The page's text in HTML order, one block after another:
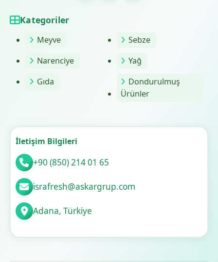
Kategoriler
Meyve
Sebze
Narenciye
Yağ
Gıda
Dondurulmuş
Ürünler
İletişim Bilgileri
+90 (850) 214 01 65
israfresh@askargrup.com
Adana, Türkiye